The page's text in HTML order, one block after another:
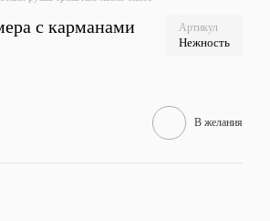
с карманами
Артикул
Нежность
В желания